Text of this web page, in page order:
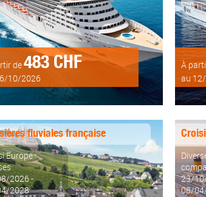
de483 CHF
10/2026
À
au
fluviales française
Europe
2026 -
2028
23/
08/